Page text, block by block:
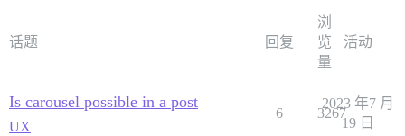
话题 回复
浏
览
量
活动
Is carousel possible in a post
UX
6 3267
2023 年7 月
19 日